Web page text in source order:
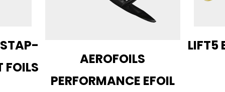
FOILS
AEROFOILS
PERFORMANCE EFOIL
LIFT5